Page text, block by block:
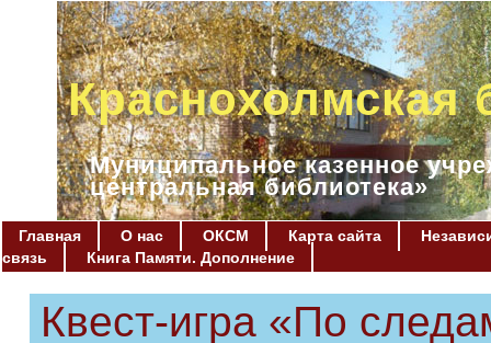
Краснохолмская
Муниципальное казенное
центральная библиотека»
Главная О нас ОКСМ Карта сайта
связь
Книга Памяти. Дополнение
Квест-игра «По